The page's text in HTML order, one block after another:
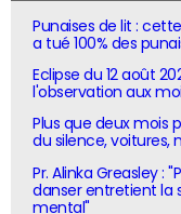
Punaises de lit :
a tué 100% des
Eclipse du 12 août
l'observation aux
Plus que deux mois
du silence, voitures,
Pr. Alinka Greasley :
danser entretient la
mental"